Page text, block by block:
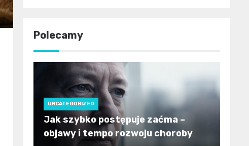
Polecamy
UNCATEGORIZED
Jak szybko postępuje zaćma –
objawy i tempo rozwoju choroby